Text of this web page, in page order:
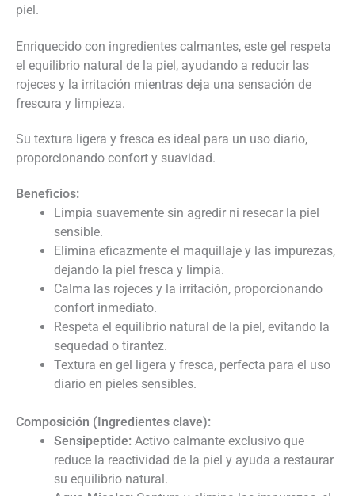
piel.
Enriquecido con ingredientes calmantes, este gel respeta
el equilibrio natural de la piel, ayudando a reducir las
rojeces y la irritación mientras deja una sensación de
frescura y limpieza.
Su textura ligera y fresca es ideal para un uso diario,
proporcionando confort y suavidad.
Beneficios:
Limpia suavemente sin agredir ni resecar la piel
sensible.
Elimina eficazmente el maquillaje y las impurezas,
dejando la piel fresca y limpia.
Calma las rojeces y la irritación, proporcionando
confort inmediato.
Respeta el equilibrio natural de la piel, evitando la
sequedad o tirantez.
Textura en gel ligera y fresca, perfecta para el uso
diario en pieles sensibles.
Composición (Ingredientes clave):
Sensipeptide: Activo calmante exclusivo que
reduce la reactividad de la piel y ayuda a restaurar
su equilibrio natural.